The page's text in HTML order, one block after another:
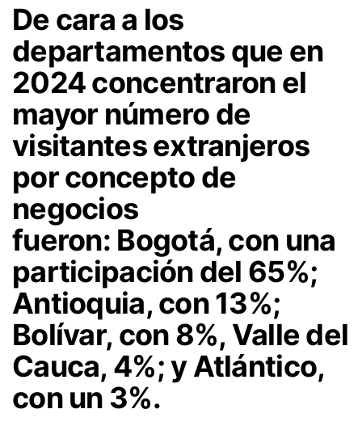
De cara a los
departamentos que en
2024 concentraron el
mayor número de
visitantes extranjeros
por concepto de
negocios
fueron: Bogotá, con una
participación del 65%;
Antioquia, con 13%;
Bolívar, con 8%, Valle del
Cauca, 4%; y Atlántico,
con un 3%.